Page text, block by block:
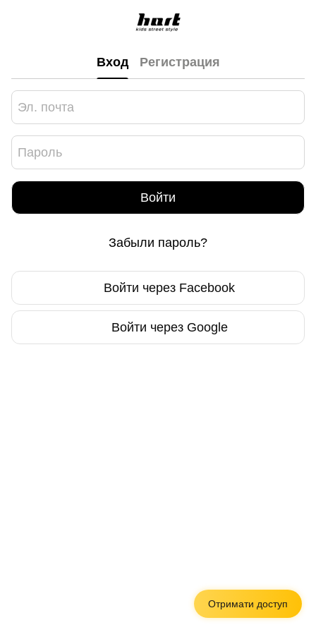
Вход Регистрация
Войти
Забыли пароль?
Войти через Facebook
Войти через Google
Отримати доступ